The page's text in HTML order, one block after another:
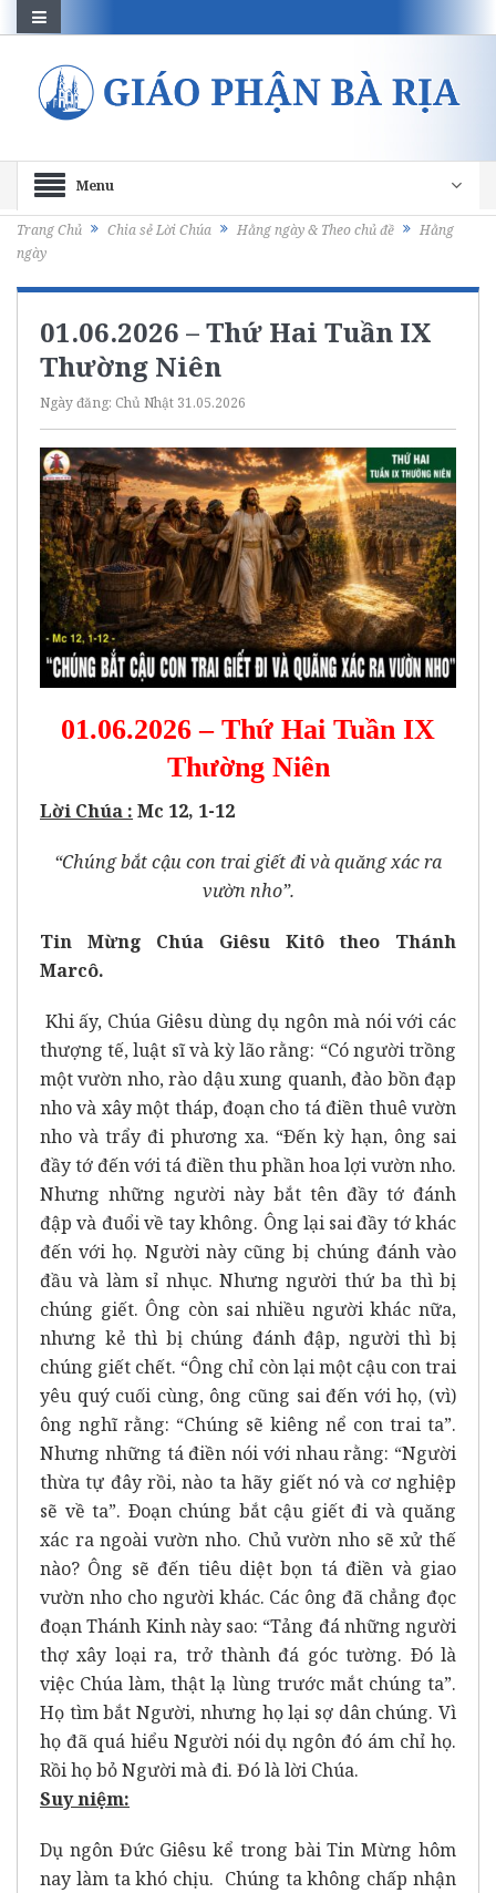
Menu
Trang Chủ Chia sẻ Lời Chúa Hằng ngày & Theo chủ đề
Hằng
ngày
01.06.2026 – Thứ Hai Tuần IX
Thường Niên
Ngày đăng: Chủ Nhật 31.05.2026
01.06.2026 – Thứ Hai Tuần IX
Thường Niên
Lời Chúa : Mc 12, 1-12
“Chúng bắt cậu con trai giết đi và quăng xác ra
vườn nho”.
Tin Mừng Chúa Giêsu Kitô theo Thánh
Marcô.
Khi ấy, Chúa Giêsu dùng dụ ngôn mà nói với các
thượng tế, luật sĩ và kỳ lão rằng: “Có người trồng
một vườn nho, rào dậu xung quanh, đào bồn đạp
nho và xây một tháp, đoạn cho tá điền thuê vườn
nho và trẩy đi phương xa. “Ðến kỳ hạn, ông sai
đầy tớ đến với tá điền thu phần hoa lợi vườn nho.
Nhưng những người này bắt tên đầy tớ đánh
đập và đuổi về tay không. Ông lại sai đầy tớ khác
đến với họ. Người này cũng bị chúng đánh vào
đầu và làm sỉ nhục. Nhưng người thứ ba thì bị
chúng giết. Ông còn sai nhiều người khác nữa,
nhưng kẻ thì bị chúng đánh đập, người thì bị
chúng giết chết. “Ông chỉ còn lại một cậu con trai
yêu quý cuối cùng, ông cũng sai đến với họ, (vì)
ông nghĩ rằng: “Chúng sẽ kiêng nể con trai ta”.
Nhưng những tá điền nói với nhau rằng: “Người
thừa tự đây rồi, nào ta hãy giết nó và cơ nghiệp
sẽ về ta”. Ðoạn chúng bắt cậu giết đi và quăng
xác ra ngoài vườn nho. Chủ vườn nho sẽ xử thế
nào? Ông sẽ đến tiêu diệt bọn tá điền và giao
vườn nho cho người khác. Các ông đã chẳng đọc
đoạn Thánh Kinh này sao: “Tảng đá những người
thợ xây loại ra, trở thành đá góc tường. Ðó là
việc Chúa làm, thật lạ lùng trước mắt chúng ta”.
Họ tìm bắt Người, nhưng họ lại sợ dân chúng. Vì
họ đã quá hiểu Người nói dụ ngôn đó ám chỉ họ.
Rồi họ bỏ Người mà đi. Đó là lời Chúa.
Suy niệm:
Dụ ngôn Đức Giêsu kể trong bài Tin Mừng hôm
nay làm ta khó chịu. Chúng ta không chấp nhận